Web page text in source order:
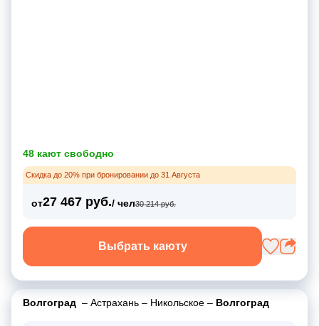
48 кают свободно
Скидка до 20% при бронировании до 31 Августа
от27 467 руб./ чел30 214 руб.
Выбрать каюту
Волгоград – Астрахань – Никольское – Волгоград